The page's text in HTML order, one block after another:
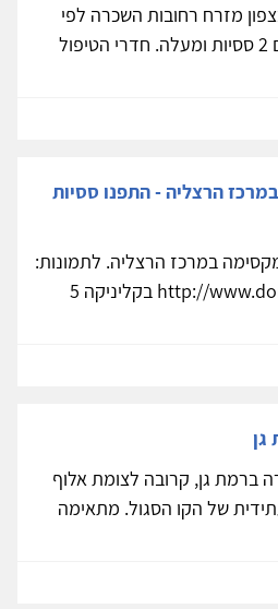
מזרח רחובות השכרה לפי
ססיות- עדיפות למבקשים 2 ססיות ומעלה. חדרי הטיפול
הרצליה - התפנו ססיות
במרכז הרצליה. לתמונות:
http://www.dortipul.com/clinic4rent בקליניקה 5
גן
ברמת גן, קרובה לצומת אלוף
של הקו הסגול. מתאימה